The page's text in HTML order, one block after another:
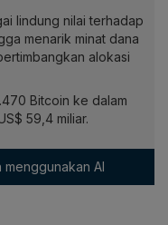
lindung nilai terhadap
menarik minat dana
alokasi
Bitcoin ke dalam
59,4 miliar.
AI